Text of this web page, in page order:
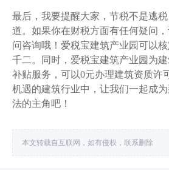
最后，我要提醒大家，节税不是逃
道。如果你在财税方面有任何疑问
问咨询哦！爱税宝建筑产业园可以
千二。同时，爱税宝建筑产业园为
补贴服务，可以0元办理建筑资质许
机遇的建筑行业中，让我们一起成
法的主角吧！
本文转载自互联网，如有侵权，联系删除